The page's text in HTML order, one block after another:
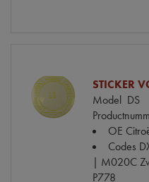
STICKER
Model DS
OE
Codes
| M020C
P778